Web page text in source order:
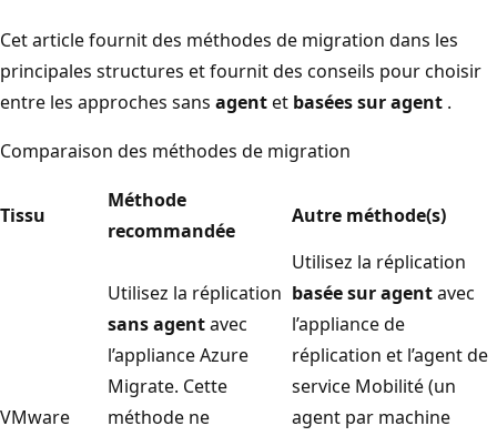
Cet article fournit des méthodes de migration dans les
principales structures et fournit des conseils pour choisir
entre les approches sans agentet basées sur agent .
Comparaison des méthodes de migration
Tissu
Méthode
recommandée
Autre méthode(s)
VMware
Utilisez la réplication
sans agentavec
l’appliance Azure
Migrate. Cette
méthode ne
Utilisez la réplication
basée sur agentavec
l’appliance de
réplication et l’agent de
service Mobilité (un
agent par machine